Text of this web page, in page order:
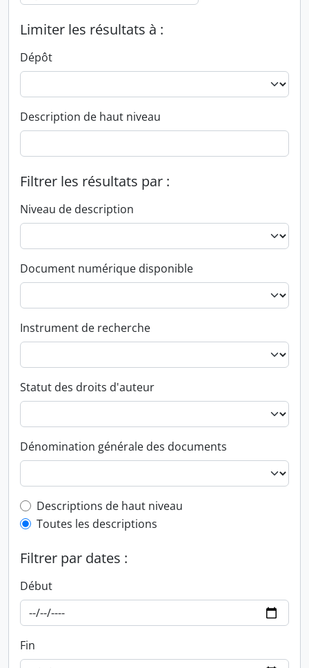
Limiter les résultats à :
Dépôt
Description de haut niveau
Filtrer les résultats par :
Niveau de description
Document numérique disponible
Instrument de recherche
Statut des droits d'auteur
Dénomination générale des documents
Top-level description filter
Descriptions de haut niveau
Toutes les descriptions
Filtrer par dates :
Début
Fin